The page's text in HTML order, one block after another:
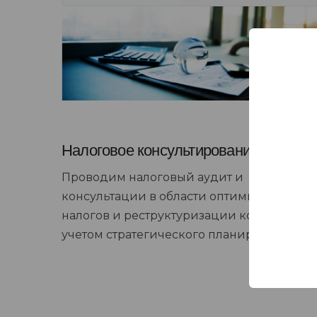
Налоговое консультирование
Проводим налоговый аудит и
консультации в области оптимизации
налогов и реструктуризации компании с
учетом стратегического планирования